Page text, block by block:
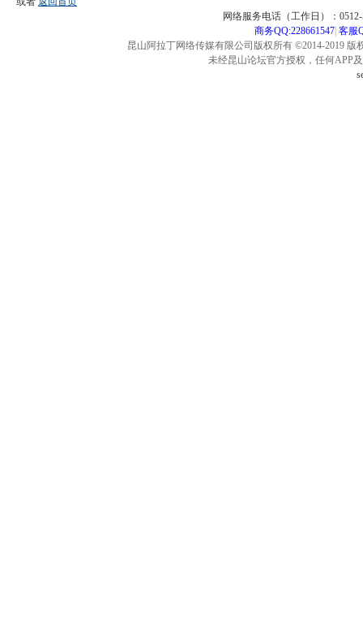
网络服务电话（工作日）：
商务QQ:228661547| 客服
昆山阿拉丁网络传媒有限公司版权所有 ©2014-2019
未经昆山论坛官方授权，任何APP